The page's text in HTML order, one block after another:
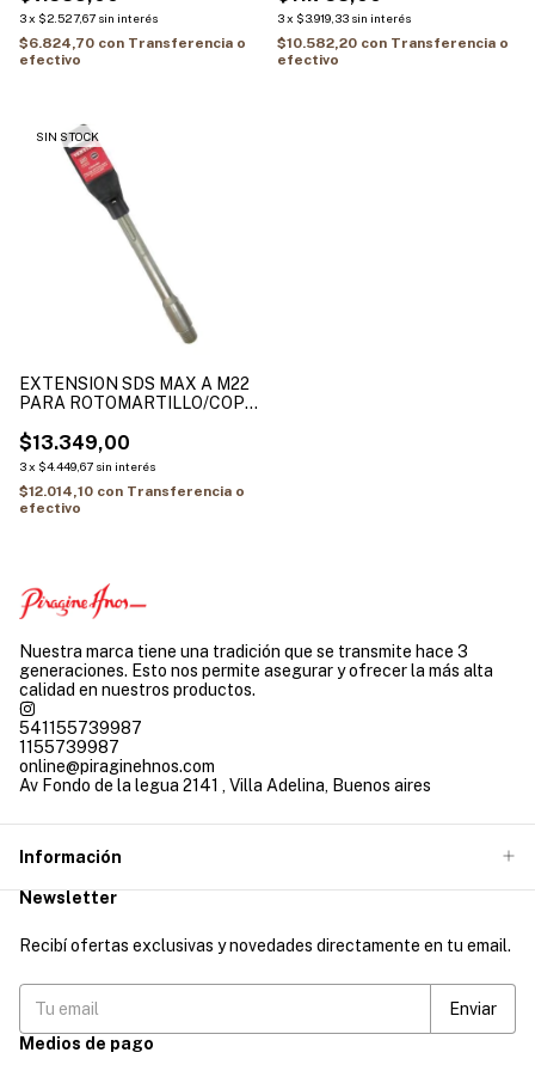
3x $2.527,67 sin interés
$6.824,70 con Transferencia o
efectivo
3x $3.919,33 sin interés
$10.582,20 con Transferencia o
efectivo
SIN STOCK
EXTENSION SDS MAX A M22
PARA ROTOMARTILLO/COPA
$13.349,00
3x $4.449,67 sin interés
$12.014,10 con Transferencia o
efectivo
Nuestra marca tiene una tradición que se transmite hace 3
generaciones. Esto nos permite asegurar y ofrecer la más alta
calidad en nuestros productos.
541155739987
1155739987
online@piraginehnos.com
Av Fondo de la legua 2141 , Villa Adelina, Buenos aires
Información
Newsletter
Recibí ofertas exclusivas y novedades directamente en tu email.
Medios de pago